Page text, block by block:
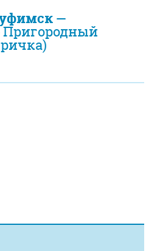
—
Пригородный